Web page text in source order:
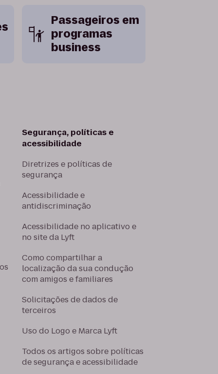
Passageiros em
programas
business
Segurança, políticas e
acessibilidade
Diretrizes e políticas de
segurança
Acessibilidade e
antidiscriminação
Acessibilidade no aplicativo e
no site da Lyft
Como compartilhar a
localização da sua condução
com amigos e familiares
Solicitações de dados de
terceiros
Uso do Logo e Marca Lyft
Todos os artigos sobre políticas
de segurança e acessibilidade